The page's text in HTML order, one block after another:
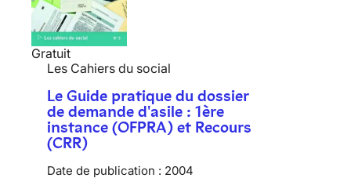
Gratuit
Les Cahiers du social
Le Guide pratique du dossier
de demande d'asile : 1ère
instance (OFPRA) et Recours
(CRR)
Date de publication : 2004